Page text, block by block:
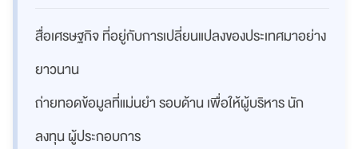
สื่อเศรษฐกิจ ที่อยู่กับการเปลี่ยนแปลงของประเทศมาอย่าง
ยาวนาน
ถ่ายทอดข้อมูลที่แม่นยำ รอบด้าน เพื่อให้ผู้บริหาร นัก
ลงทุน ผู้ประกอบการ